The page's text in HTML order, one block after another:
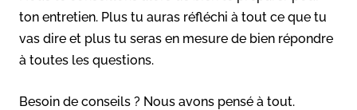
ton entretien. Plus tu auras réfléchi à tout ce que tu
vas dire et plus tu seras en mesure de bien répondre
à toutes les questions.
Besoin de conseils ? Nous avons pensé à tout.